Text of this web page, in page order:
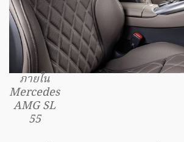
ภายใน
Mercedes
AMG SL
55